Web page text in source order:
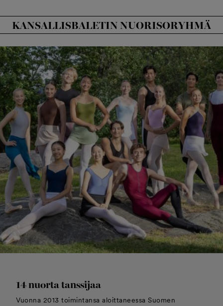
KANSALLISBALETIN NUORISORYHMÄ
14 nuorta tanssijaa
Vuonna 2013 toimintansa aloittaneessa Suomen